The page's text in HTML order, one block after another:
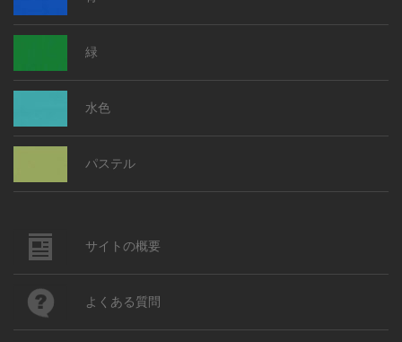
緑
水色
パステル
サイトの概要
よくある質問